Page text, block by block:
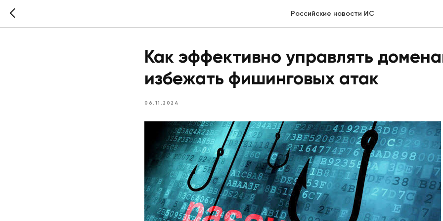
Российские новости ИС
Как эффективно управлять
избежать фишинговых атак
06.11.2024